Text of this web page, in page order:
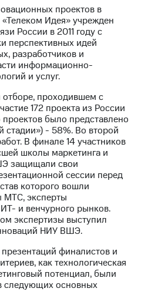
проектов в
Идея» учрежден
России в 2011 году с
перспективных идей
разработчиков и
информационно-
и услуг.
проходившем с
172 проекта из России
было представлено
стадии») - 58%. Во второй
В финале 14 участников
школы маркетинга и
защищали свои
сессии перед
которого вошли
МТС, эксперты
и венчурного рынков.
экспертизы выступил
НИУ ВШЭ.
финалистов и
как технологическая
потенциал, были
следующих основных